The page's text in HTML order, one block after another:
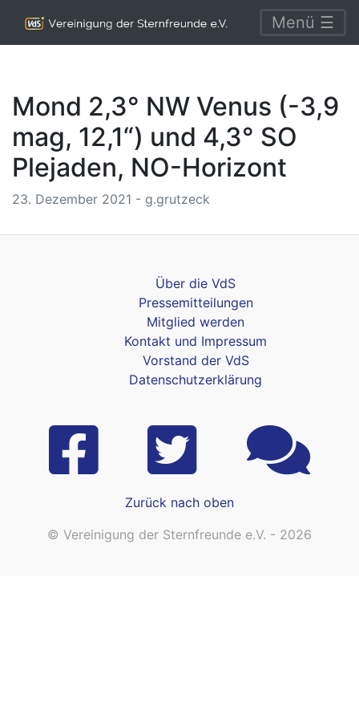
Menü ☰
Mond 2,3° NW Venus (-3,9
mag, 12,1“) und 4,3° SO
Plejaden, NO-Horizont
23. Dezember 2021 - g.grutzeck
Über die VdS
Pressemitteilungen
Mitglied werden
Kontakt und Impressum
Vorstand der VdS
Datenschutzerklärung
Zurück nach oben
© Vereinigung der Sternfreunde e.V. - 2026